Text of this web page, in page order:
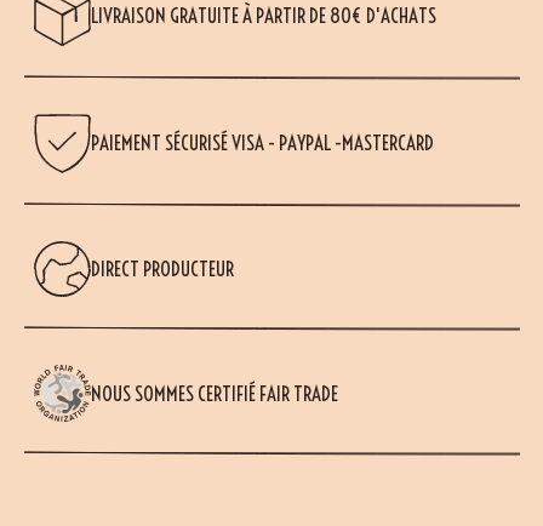
LIVRAISON GRATUITE À PARTIR DE 80€ D'ACHATS
PAIEMENT SÉCURISÉ VISA - PAYPAL -MASTERCARD
DIRECT PRODUCTEUR
NOUS SOMMES CERTIFIÉ FAIR TRADE